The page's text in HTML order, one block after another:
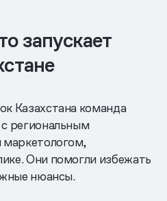
запускает
Казахстана команда
региональным
Они помогли избежать
нюансы.